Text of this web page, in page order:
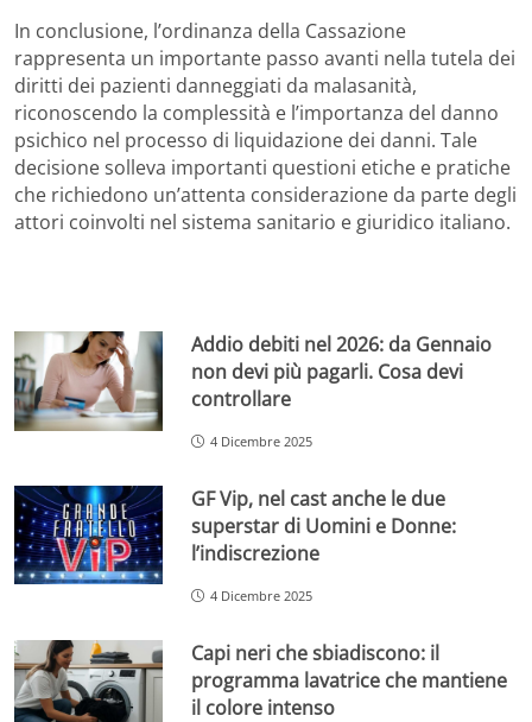
In conclusione, l’ordinanza della Cassazione
rappresenta un importante passo avanti nella tutela dei
diritti dei pazienti danneggiati da malasanità,
riconoscendo la complessità e l’importanza del danno
psichico nel processo di liquidazione dei danni. Tale
decisione solleva importanti questioni etiche e pratiche
che richiedono un’attenta considerazione da parte degli
attori coinvolti nel sistema sanitario e giuridico italiano.
Addio debiti nel 2026: da Gennaio
non devi più pagarli. Cosa devi
controllare
4 Dicembre 2025
GF Vip, nel cast anche le due
superstar di Uomini e Donne:
l’indiscrezione
4 Dicembre 2025
Capi neri che sbiadiscono: il
programma lavatrice che mantiene
il colore intenso